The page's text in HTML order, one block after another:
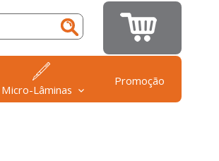
Micro-Lâminas
Promoção